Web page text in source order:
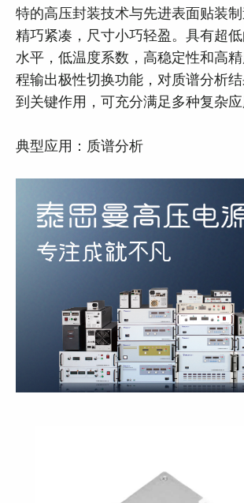
特的高压封装技术与先进表面贴装
精巧紧凑，尺寸小巧轻盈。具有超
水平，低温度系数，高稳定性和高
程输出极性切换功能，对质谱分析
到关键作用，可充分满足多种复杂应
典型应用：质谱分析